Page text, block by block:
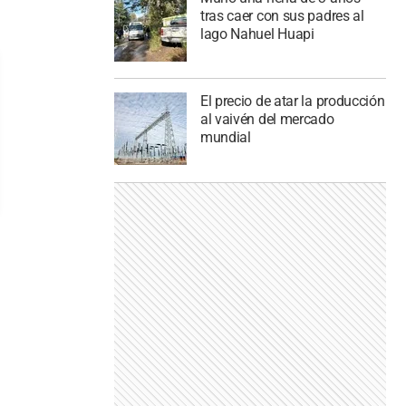
tras caer con sus padres al
lago Nahuel Huapi
El precio de atar la producción
al vaivén del mercado
mundial